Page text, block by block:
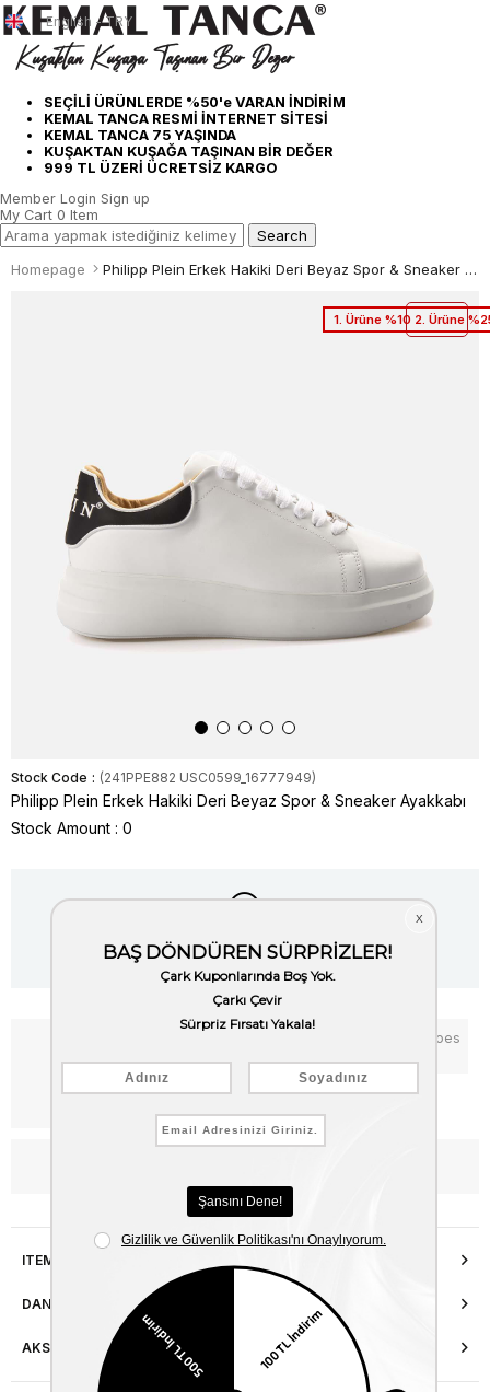
SEÇİLİ ÜRÜNLERDE %50'e VARAN İNDİRİM
KEMAL TANCA RESMİ İNTERNET SİTESİ
KEMAL TANCA 75 YAŞINDA
KUŞAKTAN KUŞAĞA TAŞINAN BİR DEĞER
999 TL ÜZERİ ÜCRETSİZ KARGO
English - TRY
Member Login Sign up
My Cart 0 Item
Homepage Philipp Plein Erkek Hakiki Deri Beyaz Spor & Sneaker Ayakkabı
1. Ürüne %10 2. Ürüne
Stock Code (241PPE882 USC0599_16777949)
Philipp Plein Erkek Hakiki Deri Beyaz Spor & Sneaker Ayakkabı
Stock Amount : 0
Item is out of stock.
Notify me when the price goes
ITEM FEATURES
DANIŞMA HATTI
AKSESUAR ONARIMI